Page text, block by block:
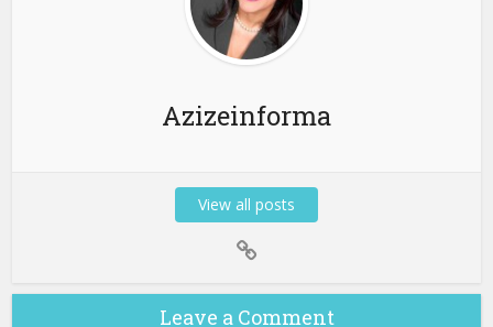
Azizeinforma
View all posts
Leave a Comment